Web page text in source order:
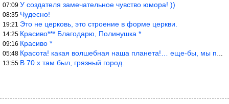
07:09 У создателя замечательное чувство юмора! ))
08:35 Чудесно!
19:21 Это не церковь, это строение в форме церкви.
14:25 Красиво*** Благодарю, Полинушка *
09:16 Красиво *
05:48 Красота! какая волшебная наша планета!… еще-бы, мы понимали это…
13:55 В 70 х там был, грязный город.